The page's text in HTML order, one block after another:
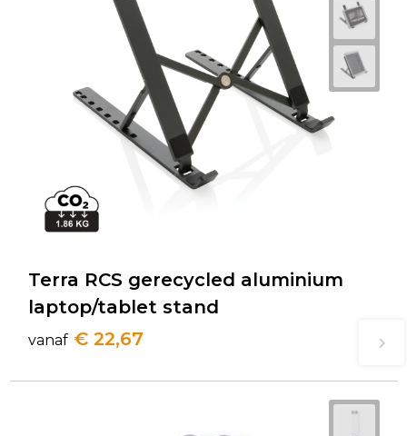
Terra RCS gerecycled aluminium
laptop/tablet stand
vanaf € 22,67